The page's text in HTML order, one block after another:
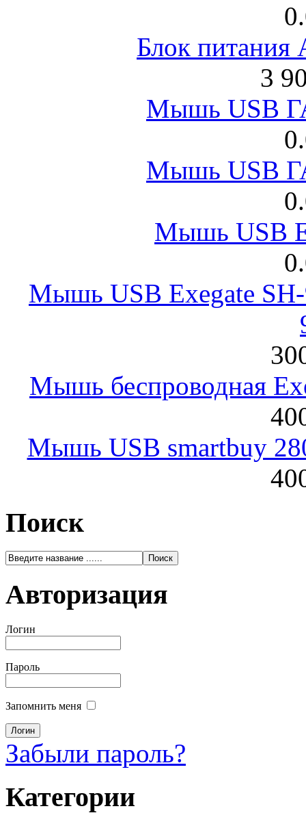
Блок питания
3
Мышь USB
Мышь USB
Мышь USB
Мышь USB Exegate
Мышь беспроводная
Мышь USB smartbuy
Поиск
Авторизация
Логин
Пароль
Запомнить меня
Забыли пароль?
Категории